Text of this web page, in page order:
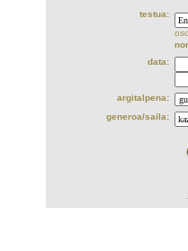
testua:
data:
argitalpena:
generoa/saila: